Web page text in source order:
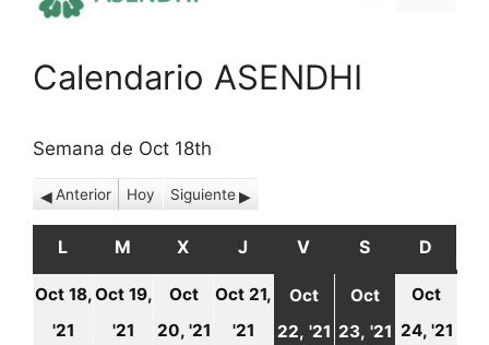
Calendario ASENDHI
Semana de Oct 18th
Anterior Hoy Siguiente
L LUNES
M MARTES
X MIÉRCOLES
J JUEVES
V VIERNES
S SÁBADO
D
Oct 18,
'21
Oct 19,
'21
19
Oct
20, '21
20
Oct 21,
'21
21
Oct
22, '21 22
Oct
23, '21 23
Oct
24, '21